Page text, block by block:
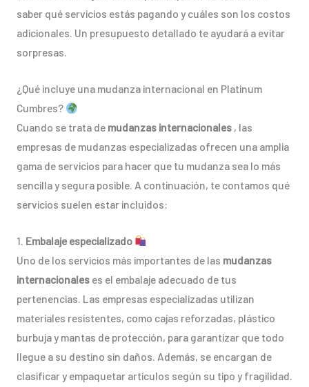
saber qué servicios estás pagando y cuáles son los costos
adicionales. Un presupuesto detallado te ayudará a evitar
sorpresas.
¿Qué incluye una mudanza internacional en Platinum
Cumbres?
Cuando se trata de mudanzas internacionales , las
empresas de mudanzas especializadas ofrecen una amplia
gama de servicios para hacer que tu mudanza sea lo más
sencilla y segura posible. A continuación, te contamos qué
servicios suelen estar incluidos:
1. Embalaje especializado
Uno de los servicios más importantes de las mudanzas
internacionales es el embalaje adecuado de tus
pertenencias. Las empresas especializadas utilizan
materiales resistentes, como cajas reforzadas, plástico
burbuja y mantas de protección, para garantizar que todo
llegue a su destino sin daños. Además, se encargan de
clasificar y empaquetar artículos según su tipo y fragilidad.